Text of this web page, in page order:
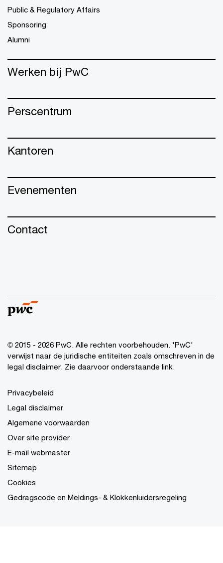
Public & Regulatory Affairs
Sponsoring
Alumni
Werken bij PwC
Perscentrum
Kantoren
Evenementen
Contact
© 2015 - 2026 PwC. Alle rechten voorbehouden. 'PwC'
verwijst naar de juridische entiteiten zoals omschreven in de
legal disclaimer. Zie daarvoor onderstaande link.
Privacybeleid
Legal disclaimer
Algemene voorwaarden
Over site provider
E-mail webmaster
Sitemap
Cookies
Gedragscode en Meldings- & Klokkenluidersregeling